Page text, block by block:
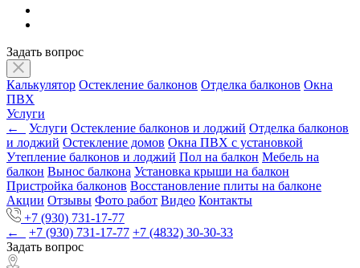
Задать вопрос
Калькулятор Остекление балконов Отделка балконов Окна
ПВХ
Услуги
←
Услуги Остекление балконов и лоджий Отделка балконов
и лоджий Остекление домов Окна ПВХ с установкой
Утепление балконов и лоджий Пол на балкон Мебель на
балкон Вынос балкона Установка крыши на балкон
Пристройка балконов Восстановление плиты на балконе
Акции Отзывы Фото работ Видео Контакты
+7 (930) 731-17-77
←
+7 (930) 731-17-77 +7 (4832) 30-30-33
Задать вопрос